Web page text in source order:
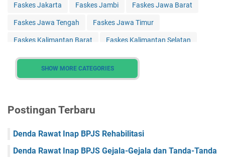
Faskes Jakarta Faskes Jambi Faskes Jawa Barat
Faskes Jawa Tengah Faskes Jawa Timur
Faskes Kalimantan Barat Faskes Kalimantan Selatan
Faskes Kalimantan Tengah Faskes Kalimantan Timur
Faskes Kalimantan Utara Faskes Kepulauan Riau
Faskes Nusa Tenggara Barat
Faskes Papua Pegunungan
SHOW MORE CATEGORIES
Postingan Terbaru
Denda Rawat Inap BPJS Rehabilitasi
Denda Rawat Inap BPJS Gejala-Gejala dan Tanda-Tanda